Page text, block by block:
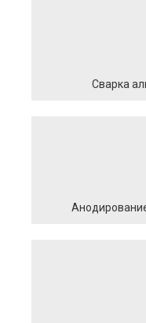
Сварка